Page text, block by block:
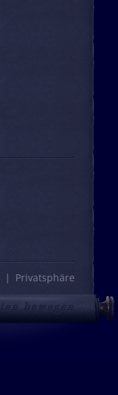
Privatsphäre